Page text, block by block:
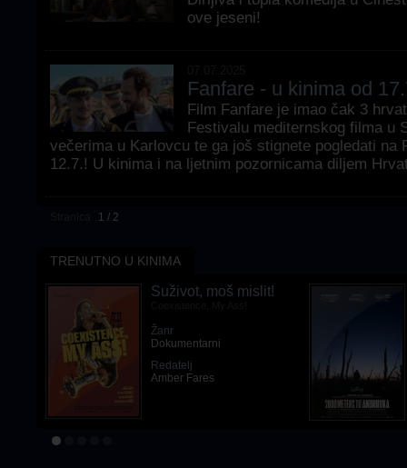
ove jeseni!
Fanfare - u kinima od
Film Fanfare je imao čak 3
Festivalu mediternskog filma u
večerima u Karlovcu te ga još stignete pogledati na
12.7.! U kinima i na ljetnim pozornicama diljem
1 / 2
TRENUTNO U KINIMA
Suživot, moš mislit!
Žanr
Dokumentarni
Redatelj
Amber Fares